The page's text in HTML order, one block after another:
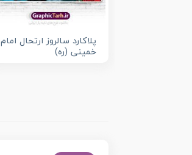
پلاکارد سالروز ارتحال امام
خمینی (ره)